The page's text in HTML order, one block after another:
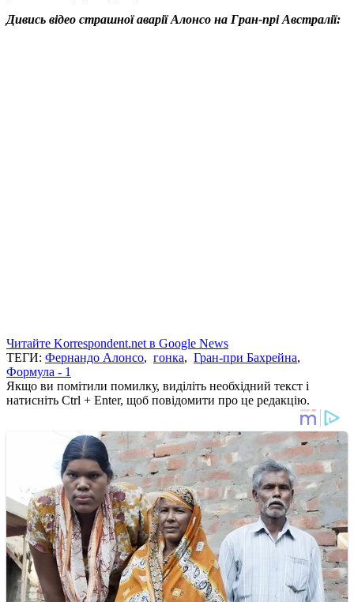
Дивись відео страшної аварії Алонсо на Гран-прі Австралії:
Читайте Korrespondent.net в Google News
ТЕГИ: Фернандо Алонсо, гонка, Гран-при Бахрейна,
Формула - 1
Якщо ви помітили помилку, виділіть необхідний текст і
натисніть Ctrl + Enter, щоб повідомити про це редакцію.